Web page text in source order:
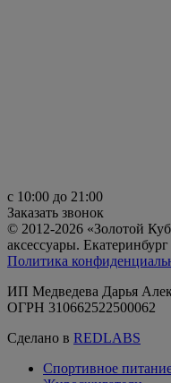
с 10:00 до 21:00
Заказать звонок
© 2012-2026 «Золотой
аксессуары. Екатеринбург
Политика
ИП Медведева Дарья
ОГРН 310662522500062
Сделано в REDLABS
Спортивное